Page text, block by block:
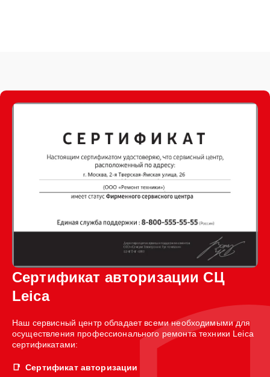
Сертификат авторизации СЦ
Leica
Наш сервисный центр обладает всеми необходимыми для
осуществления профессионального ремонта техники Leica
сертификатами:
Сертификат авторизации